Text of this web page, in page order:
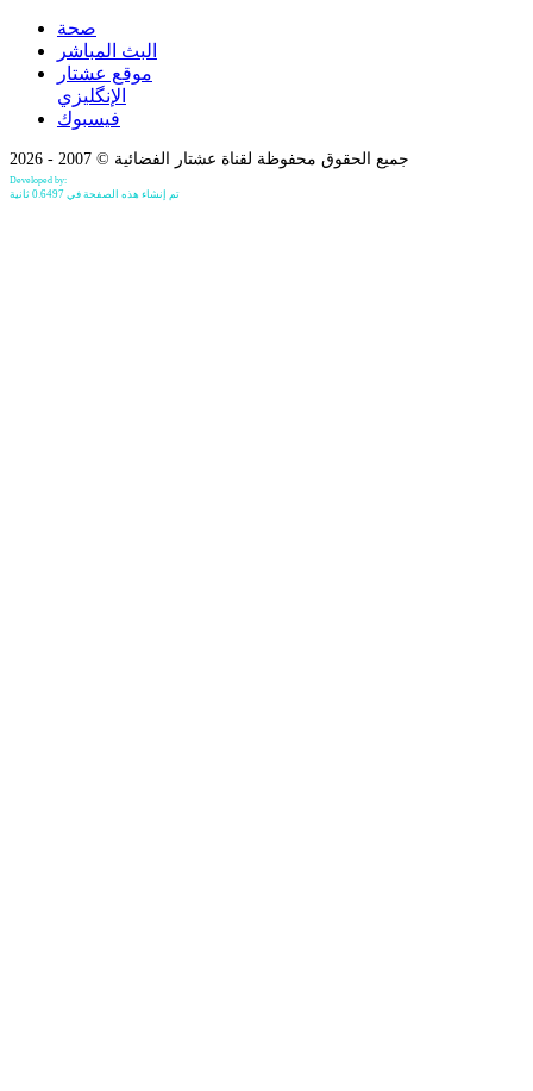
صحة
البث المباشر
موقع عشتار
الإنگليزي
فيسبوك
جميع الحقوق محفوظة لقناة عشتار الفضائية © 2007 - 2026
Developed by:
تم إنشاء هذه الصفحة في 0.6497 ثانية